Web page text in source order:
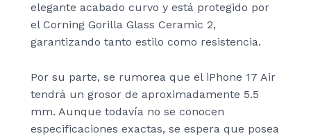
elegante acabado curvo y está protegido por
el Corning Gorilla Glass Ceramic 2,
garantizando tanto estilo como resistencia.
Por su parte, se rumorea que el iPhone 17 Air
tendrá un grosor de aproximadamente 5.5
mm. Aunque todavía no se conocen
especificaciones exactas, se espera que posea